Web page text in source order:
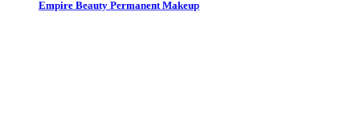
Empire Beauty Permanent Makeup